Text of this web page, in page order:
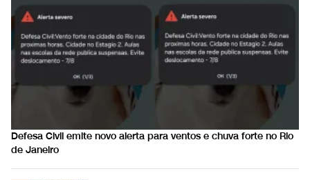
Defesa Civil emite novo alerta para ventos e chuva forte no Rio
de Janeiro